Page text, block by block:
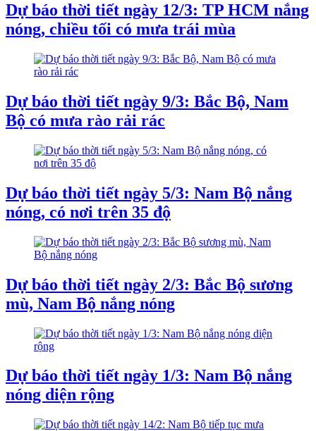
Dự báo thời tiết ngày 12/3: TP HCM nắng
nóng, chiều tối có mưa trái mùa
Dự báo thời tiết ngày 9/3: Bắc Bộ, Nam
Bộ có mưa rào rải rác
Dự báo thời tiết ngày 5/3: Nam Bộ nắng
nóng, có nơi trên 35 độ
Dự báo thời tiết ngày 2/3: Bắc Bộ sương
mù, Nam Bộ nắng nóng
Dự báo thời tiết ngày 1/3: Nam Bộ nắng
nóng diện rộng